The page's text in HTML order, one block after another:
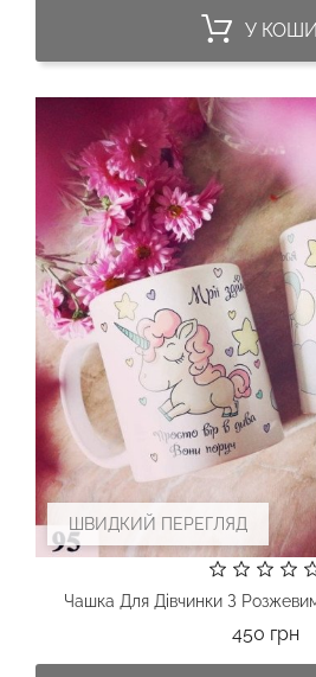
У
ШВИДКИЙ ПЕРЕГЛЯД
Чашка Для Дівчинки З
450 грн